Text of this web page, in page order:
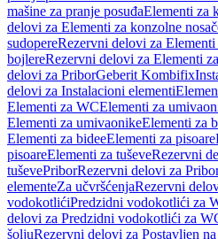
mašine za pranje posuđaElementi za
delovi za Elementi za konzolne
sudopereRezervni delovi za Elementi
bojlereRezervni delovi za Elementi
delovi za PriborGeberit Kombifix
delovi za Instalacioni elementi
Elementi za WCElementi za
Elementi za umivaonikeElementi za
Elementi za bideeElementi za pisoare
pisoareElementi za tuševeRezervni
tuševePriborRezervni delovi za
elementeZa učvršćenjaRezervni
vodokotlićiPredzidni vodokotlići za
delovi za Predzidni vodokotlići za
šoljuRezervni delovi za Postavljen